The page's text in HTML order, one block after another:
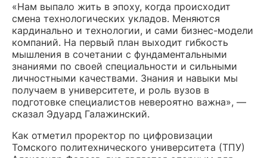
«Нам выпало жить в эпоху, когда происходит
смена технологических укладов. Меняются
кардинально и технологии, и сами бизнес-модели
компаний. На первый план выходит гибкость
мышления в сочетании с фундаментальными
знаниями по своей специальности и сильными
личностными качествами. Знания и навыки мы
получаем в университете, и роль вузов в
подготовке специалистов невероятно важна», —
сказал Эдуард Галажинский.
Как отметил проректор по цифровизации
Томского политехнического университета (ТПУ)